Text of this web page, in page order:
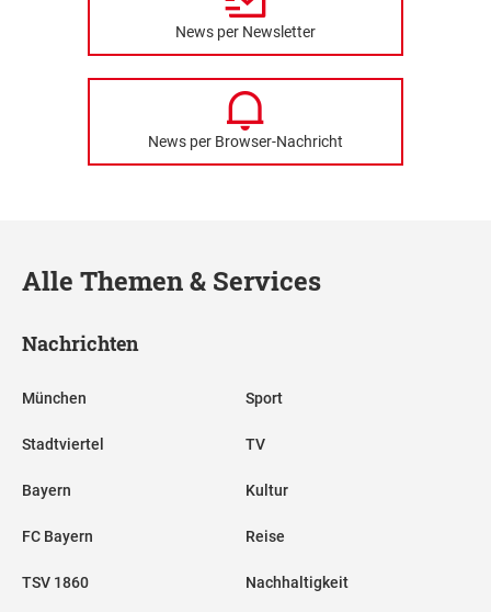
News per Newsletter
News per Browser-Nachricht
Alle Themen & Services
Nachrichten
München
Stadtviertel
Bayern
FC Bayern
TSV 1860
Sport
TV
Kultur
Reise
Nachhaltigkeit